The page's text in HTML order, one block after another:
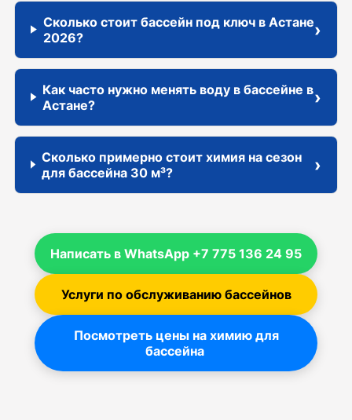
Сколько стоит бассейн под ключ в Астане
2026?
›
Как часто нужно менять воду в бассейне в
Астане?
›
Сколько примерно стоит химия на сезон
для бассейна 30 м³?
›
Написать в WhatsApp +7 775 136 24 95
Услуги по обслуживанию бассейнов
Посмотреть цены на химию для
бассейна